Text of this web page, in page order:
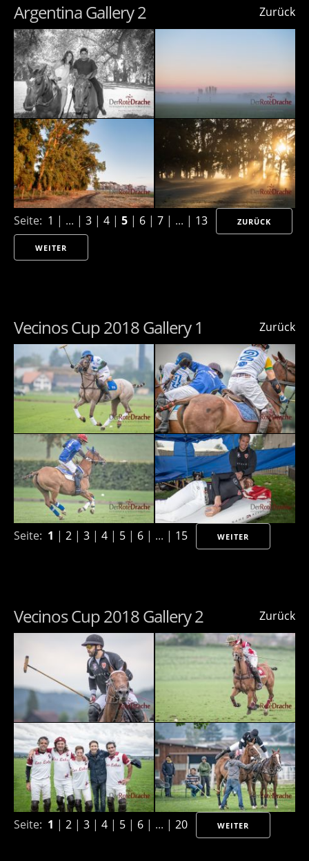
Zurück
Argentina Gallery 2
Seite: 1 | ... | 3 | 4 | 5 | 6 | 7 | ... | 13 ZURÜCK
WEITER
Zurück
Vecinos Cup 2018 Gallery 1
Seite: 1 | 2 | 3 | 4 | 5 | 6 | ... | 15 WEITER
Zurück
Vecinos Cup 2018 Gallery 2
Seite: 1 | 2 | 3 | 4 | 5 | 6 | ... | 20 WEITER